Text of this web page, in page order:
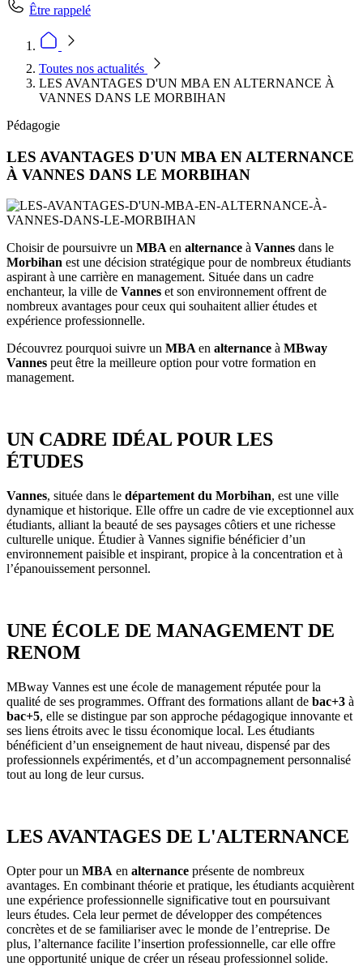
Être rappelé
Toutes nos actualités
LES AVANTAGES D'UN MBA EN ALTERNANCE À
VANNES DANS LE MORBIHAN
Pédagogie
LES AVANTAGES D'UN MBA EN ALTERNANCE
À VANNES DANS LE MORBIHAN
Choisir de poursuivre un MBAen alternance à Vannes dans le
Morbihan est une décision stratégique pour de nombreux étudiants
aspirant à une carrière en management. Située dans un cadre
enchanteur, la ville de Vannes et son environnement offrent de
nombreux avantages pour ceux qui souhaitent allier études et
expérience professionnelle.
Découvrez pourquoi suivre un MBAen alternance à MBway
Vannes peut être la meilleure option pour votre formation en
management.
UN CADRE IDÉAL POUR LES
ÉTUDES
Vannes, située dans le département du Morbihan, est une ville
dynamique et historique. Elle offre un cadre de vie exceptionnel aux
étudiants, alliant la beauté de ses paysages côtiers et une richesse
culturelle unique. Étudier à Vannes signifie bénéficier d’un
environnement paisible et inspirant, propice à la concentration et à
l’épanouissement personnel.
UNE ÉCOLE DE MANAGEMENT DE
RENOM
MBway Vannes est une école de management réputée pour la
qualité de ses programmes. Offrant des formations allant de bac+3 à
bac+5, elle se distingue par son approche pédagogique innovante et
ses liens étroits avec le tissu économique local. Les étudiants
bénéficient d’un enseignement de haut niveau, dispensé par des
professionnels expérimentés, et d’un accompagnement personnalisé
tout au long de leur cursus.
LES AVANTAGES DE L'ALTERNANCE
Opter pour un MBA en alternance présente de nombreux
avantages. En combinant théorie et pratique, les étudiants acquièrent
une expérience professionnelle significative tout en poursuivant
leurs études. Cela leur permet de développer des compétences
concrètes et de se familiariser avec le monde de l’entreprise. De
plus, l’alternance facilite l’insertion professionnelle, car elle offre
une opportunité unique de créer un réseau professionnel solide.